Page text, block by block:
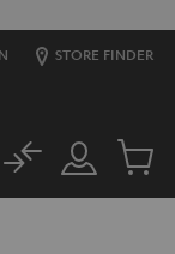
STORE FINDER
Mein
Konto
No
Artikel